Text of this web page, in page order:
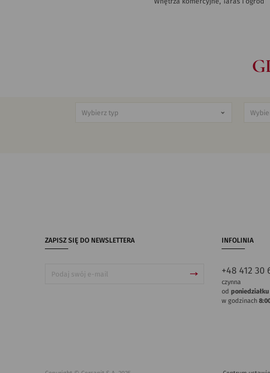
ZAPISZ SIĘ DO NEWSLETTERA INFOLINIA
+48 412 30
czynna
od poniedziałku
w godzinach